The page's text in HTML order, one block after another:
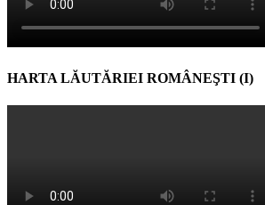
HARTA LĂUTĂRIEI ROMÂNEŞTI (I)